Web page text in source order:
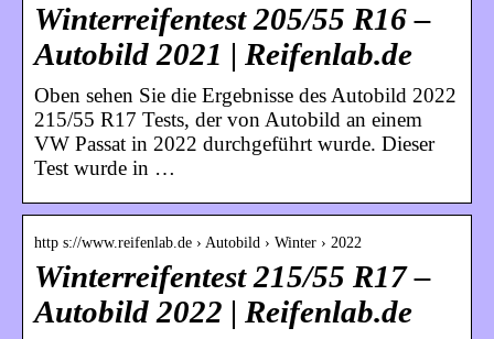
Winterreifentest 205/55 R16 –
Autobild 2021 | Reifenlab.de
Oben sehen Sie die Ergebnisse des Autobild 2022
215/55 R17 Tests, der von Autobild an einem
VW Passat in 2022 durchgeführt wurde. Dieser
Test wurde in …
http s://www.reifenlab.de › Autobild › Winter › 2022
Winterreifentest 215/55 R17 –
Autobild 2022 | Reifenlab.de